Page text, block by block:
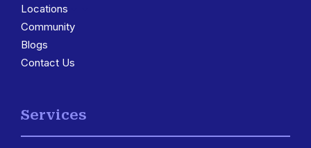
Locations
Community
Blogs
Contact Us
Services